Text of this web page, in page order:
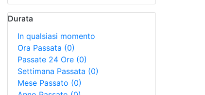
Durata
In qualsiasi momento
Ora Passata (0)
Passate 24 Ore (0)
Settimana Passata (0)
Mese Passato (0)